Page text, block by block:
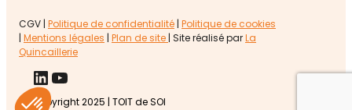
CGV | Politique de confidentialité Politique de cookies
Mentions légales Plan de site | Site réalisé parLa
Quincaillerie
LinkedIn
YouTube
Copyright 2025 | TOIT de SOI